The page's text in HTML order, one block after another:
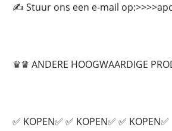
✍️ Stuur ons een e-mail
♛♛ ANDERE HOOGWAARDIGE
✅ KOPEN✅ ✅ KOPEN✅ ✅ KOPEN✅